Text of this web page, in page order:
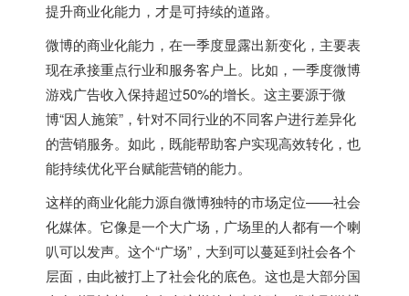
提升商业化能力，才是可持续的道路。
微博的商业化能力，在一季度显露出新变化，主要表
现在承接重点行业和服务客户上。比如，一季度微博
游戏广告收入保持超过50%的增长。这主要源于微
博“因人施策”，针对不同行业的不同客户进行差异化
的营销服务。如此，既能帮助客户实现高效转化，也
能持续优化平台赋能营销的能力。
这样的商业化能力源自微博独特的市场定位——社会
化媒体。它像是一个大广场，广场里的人都有一个喇
叭可以发声。这个“广场”，大到可以蔓延到社会各个
层面，由此被打上了社会化的底色。这也是大部分国